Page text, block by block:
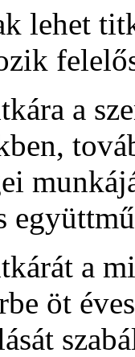
lehet
a
a
öt